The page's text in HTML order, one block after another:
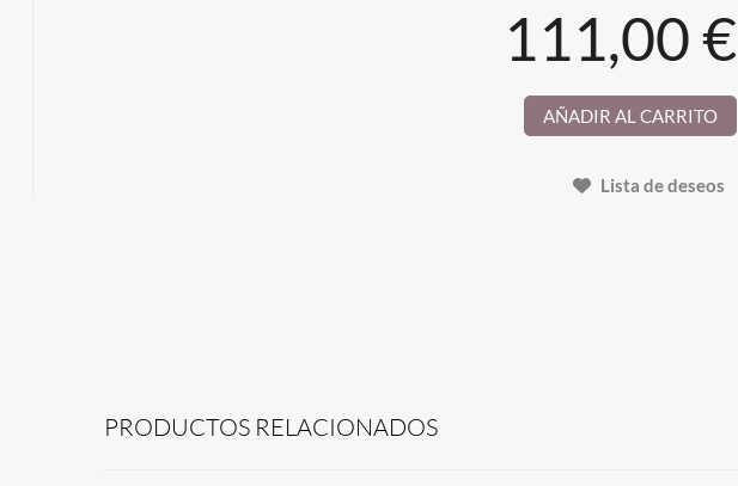
111,00 €
AÑADIR AL CARRITO
Lista de deseos
PRODUCTOS RELACIONADOS